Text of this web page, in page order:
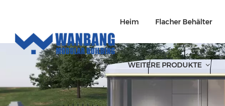
Heim Flacher Behälter
WEITERE PRODUKTE